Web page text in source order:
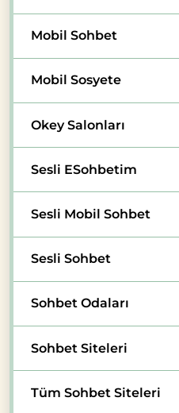
Mobil Sohbet
Mobil Sosyete
Okey Salonları
Sesli ESohbetim
Sesli Mobil Sohbet
Sesli Sohbet
Sohbet Odaları
Sohbet Siteleri
Tüm Sohbet Siteleri